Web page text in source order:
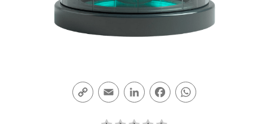
WhatsApp
Facebook
LinkedIn
Email